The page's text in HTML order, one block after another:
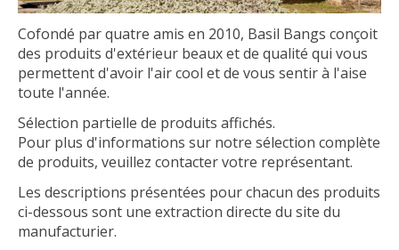
Cofondé par quatre amis en 2010, Basil Bangs conçoit
des produits d'extérieur beaux et de qualité qui vous
permettent d'avoir l'air cool et de vous sentir à l'aise
toute l'année.
Sélection partielle de produits affichés.
Pour plus d'informations sur notre sélection complète
de produits, veuillez contacter votre représentant.
Les descriptions présentées pour chacun des produits
ci-dessous sont une extraction directe du site du
manufacturier.